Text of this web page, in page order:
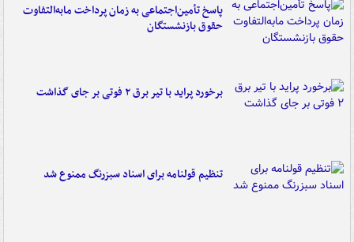
پاسخ تأمین‌اجتماعی به زمان پرداخت مابه‌التفاوت
حقوق بازنشستگان
برخورد پراید با تیر برق ۲ فوتی بر جای گذاشت
تنظیم قولنامه برای اسناد سبزرنگ ممنوع شد